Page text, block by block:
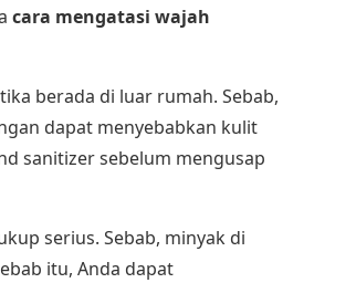
cara mengatasi wajah
berada di luar rumah. Sebab,
dapat menyebabkan kulit
sanitizer sebelum mengusap
serius. Sebab, minyak di
itu, Anda dapat